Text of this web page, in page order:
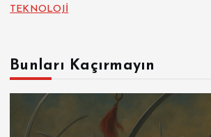
TEKNOLOJİ
Bunları Kaçırmayın